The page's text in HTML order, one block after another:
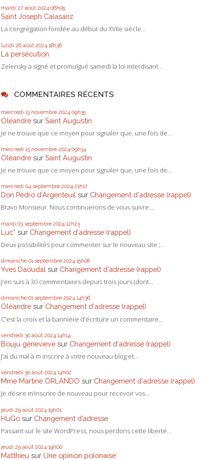
mardi 27 août 2024 06h05
Saint Joseph Calasanz
La congrégation fondée au début du XVIIe siècle...
lundi 26 août 2024 18h36
La persécution
Zelensky a signé et promulgué samedi la loi interdisant...
COMMENTAIRES RÉCENTS
mercredi 13 novembre 2024 09h35
Oléandre sur Saint Augustin
Je ne trouve que ce moyen pour signaler que, une fois de...
mercredi 13 novembre 2024 09h34
Oléandre sur Saint Augustin
Je ne trouve que ce moyen pour signaler que, une fois de...
mercredi 04 septembre 2024 21h17
Don Pedro d‘Argenteuil sur Changement d'adresse (rappel)
Bravo Monsieur. Nous continuerons de vous suivre....
mardi 03 septembre 2024 12h23
Luc* sur Changement d'adresse (rappel)
Deux possibilités pour commenter sur le nouveau site ;...
dimanche 01 septembre 2024 15h08
Yves Daoudal sur Changement d'adresse (rappel)
J'en suis à 30 commentaires depuis trois jours (dont...
dimanche 01 septembre 2024 14h36
Oléandre sur Changement d'adresse (rappel)
C'est la croix et la bannière d'écriture un commentaire...
vendredi 30 août 2024 14h14
Bouju genevieve sur Changement d'adresse (rappel)
J’ai du mal à m inscrire à votre nouveau blog et...
vendredi 30 août 2024 14h02
Mme Martine ORLANDO sur Changement d'adresse (rappel)
Je désire m’inscrire de nouveau pour recevoir vos...
jeudi 29 août 2024 19h01
HuGo sur Changement d’adresse
Passant sur le site WordPress, nous perdons cette liberté...
jeudi 29 août 2024 19h00
Matthieu sur Une opinion polonaise